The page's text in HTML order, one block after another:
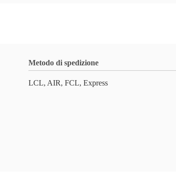
Metodo di spedizione
LCL, AIR, FCL, Express